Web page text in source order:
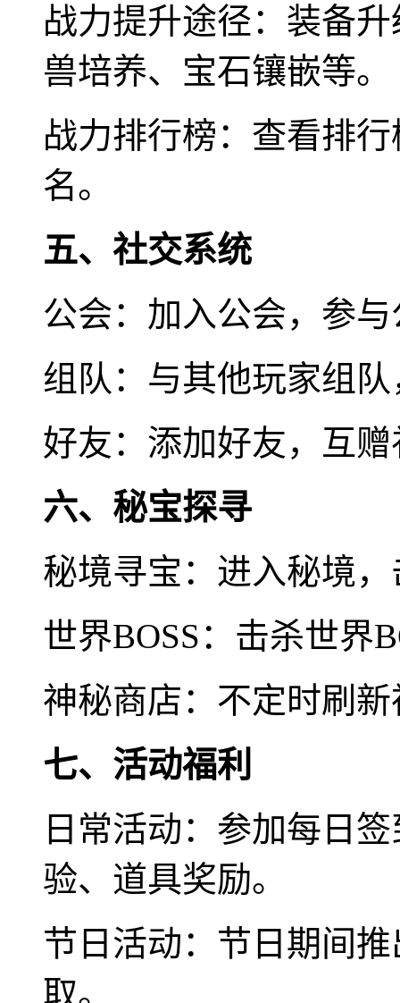
战力提升途径：装备
兽培养、宝石镶嵌等。
战力排行榜：查看排
名。
五、社交系统
公会：加入公会，参
组队：与其他玩家组
好友：添加好友，互
六、秘宝探寻
秘境寻宝：进入秘境
世界BOSS：击杀世界
神秘商店：不定时刷
七、活动福利
日常活动：参加每日
验、道具奖励。
节日活动：节日期间
取。